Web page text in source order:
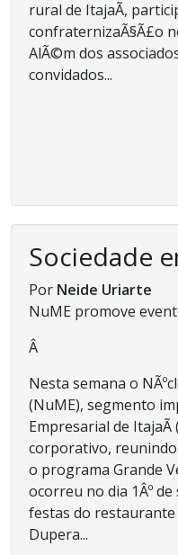
rural de ItajaÃ­,
confraternizaÃ§Ã£o
AlÃ©m dos
convidados...
Sociedade
Por Neide Uriarte
NuME promove
Â
Nesta semana o
(NuME), segmento
Empresarial de
corporativo, reunindo
o programa Grande
ocorreu no dia 1Âº
festas do
Dupera...